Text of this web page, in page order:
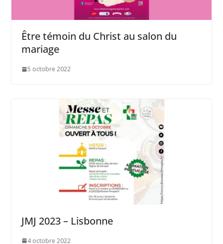
Être témoin du Christ au salon du
mariage
5 octobre 2022
JMJ 2023 – Lisbonne
4 octobre 2022